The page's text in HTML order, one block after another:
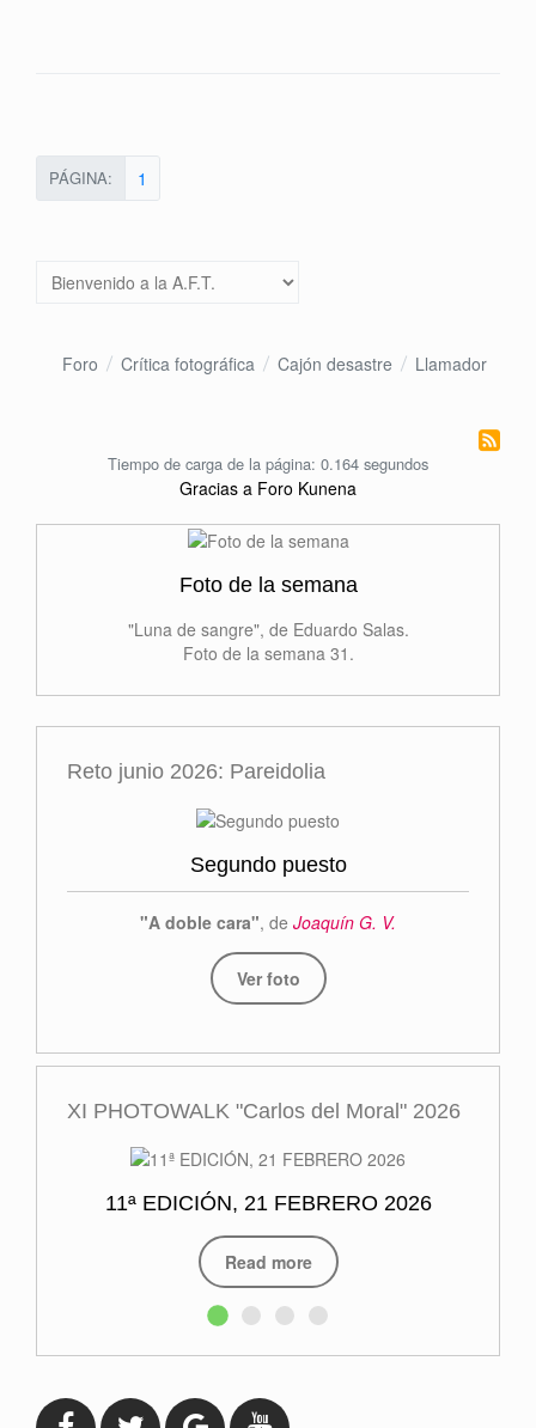
PÁGINA: 1
Foro Crítica fotográfica Cajón desastre Llamador
Tiempo de carga de la página: 0.164 segundos
Gracias a Foro Kunena
Foto de la semana
"Luna de sangre", de Eduardo Salas.
Foto de la semana 31.
Reto junio 2026: Pareidolia
Segundo puesto
"A doble cara", de Joaquín G. V.
Ver foto
XI PHOTOWALK "Carlos del Moral" 2026